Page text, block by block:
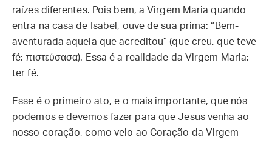
raízes diferentes. Pois bem, a Virgem Maria quando
entra na casa de Isabel, ouve de sua prima: “Bem-
aventurada aquela que acreditou” (que creu, que teve
fé: πιστεύσασα). Essa é a realidade da Virgem Maria:
ter fé.
Esse é o primeiro ato, e o mais importante, que nós
podemos e devemos fazer para que Jesus venha ao
nosso coração, como veio ao Coração da Virgem